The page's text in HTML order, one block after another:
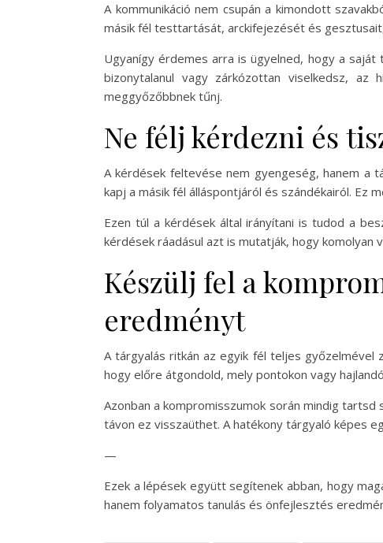
A kommunikáció nem csupán a kimondott
másik fél testtartását, arckifejezését és
Ugyanígy érdemes arra is ügyelned, hogy a
bizonytalanul vagy zárkózottan viselkedsz,
meggyőzőbbnek tűnj.
Ne félj kérdezni és
A kérdések feltevése nem gyengeség, hanem a
kapj a másik fél álláspontjáról és szándékairól. Ez
Ezen túl a kérdések által irányítani is tudod a
kérdések ráadásul azt is mutatják, hogy
Készülj fel a
eredményt
A tárgyalás ritkán az egyik fél teljes győzelmével
hogy előre átgondold, mely pontokon vagy
Azonban a kompromisszumok során mindig
távon ez visszaüthet. A hatékony tárgyaló képes
—
Ezek a lépések együtt segítenek abban, hogy
hanem folyamatos tanulás és önfejlesztés